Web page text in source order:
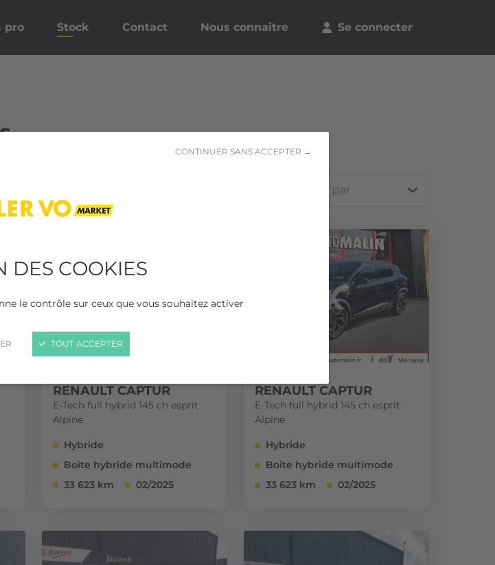
DES COOKIES
le contrôle sur ceux que vous souhaitez activer
CONTINUER SANS ACCEPTER →
TOUT ACCEPTER
pro Stock Contact Nous connaitre Se connecter
Trier par
RENAULT CAPTUR
E-Tech full hybrid 145 ch esprit
Alpine
Hybride
Boite hybride multimode
33 623 km
02/2025
RENAULT CAPTUR
E-Tech full hybrid 145 ch esprit
Alpine
Hybride
Boite hybride multimode
33 623 km
02/2025